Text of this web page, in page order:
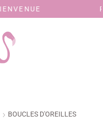
Payez en 4 fois sans
BOUCLES D'OREILLES